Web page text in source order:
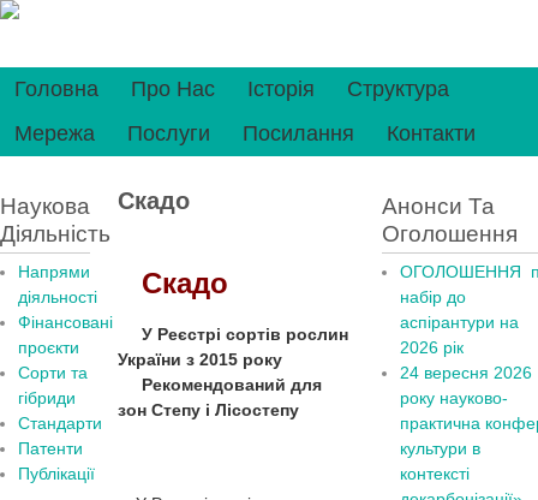
Головна Про Нас Історія
Структура
Мережа
Послуги Посилання Контакти
Скадо
Скадо
У Реєстрі сортів рослин
України з 2015 року
Рекомендований для
зон Степу і Лісостепу
Наукова
Діяльність
Напрями
діяльності
Фінансовані
проєкти
Сорти та
гібриди
Стандарти
Патенти
Публікації
Анонси Та
Оголошення
ОГОЛОШЕННЯ
набір до
аспірантури на
2026 рік
24 вересня 2026
року науково-
практична
культури в
контексті